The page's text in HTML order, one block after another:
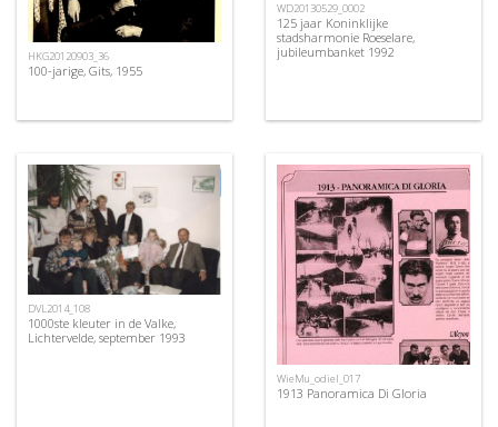
HKG20120903_36
100-jarige, Gits, 1955
WD20130529_0002
125 jaar Koninklijke
stadsharmonie Roeselare,
jubileumbanket 1992
DVL2014_108
1000ste kleuter in de Valke,
Lichtervelde, september 1993
WieMu_odiel_017
1913 Panoramica Di Gloria